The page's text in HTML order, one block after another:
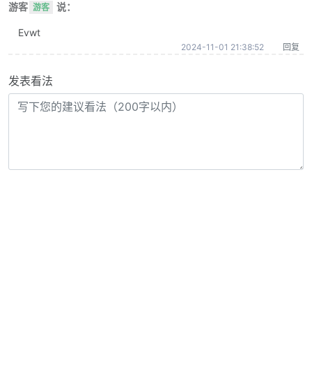
游客 游客 说：
Evwt
2024-11-01 21:38:52 回复
发表看法